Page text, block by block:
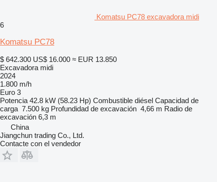
Komatsu PC78 excavadora midi
6
Komatsu PC78
$ 642.300 US$ 16.000 ≈ EUR 13.850
Excavadora midi
2024
1.800 m/h
Euro 3
Potencia 42.8 kW (58.23 Hp) Combustible diésel Capacidad de
carga 7.500 kg Profundidad de excavación 4,66 m Radio de
excavación 6,3 m
China
Jiangchun trading Co., Ltd.
Contacte con el vendedor